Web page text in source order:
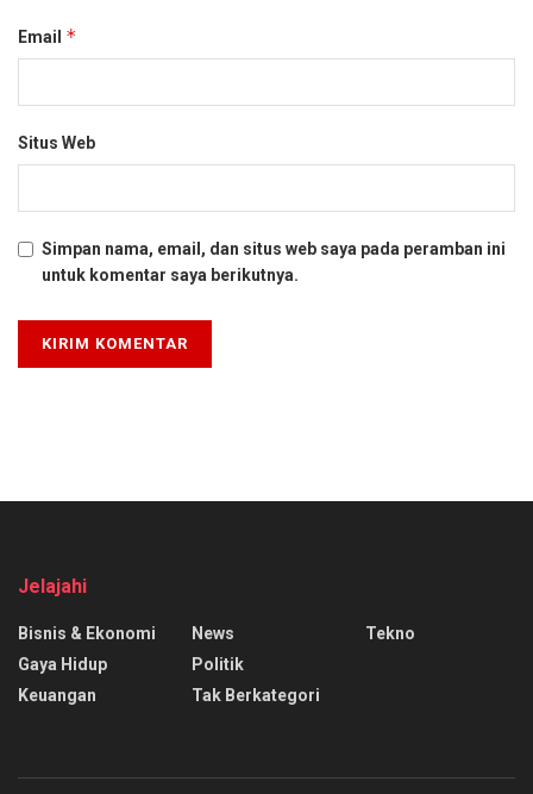
Email *
Situs Web
Simpan nama, email, dan situs web saya pada peramban ini
untuk komentar saya berikutnya.
Jelajahi
Bisnis & Ekonomi
Gaya Hidup
Keuangan
News
Politik
Tak Berkategori
Tekno